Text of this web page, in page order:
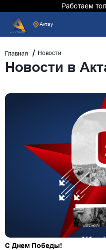
Работаем
Актау
Главная Новости
Новости в
С Днем Победы!